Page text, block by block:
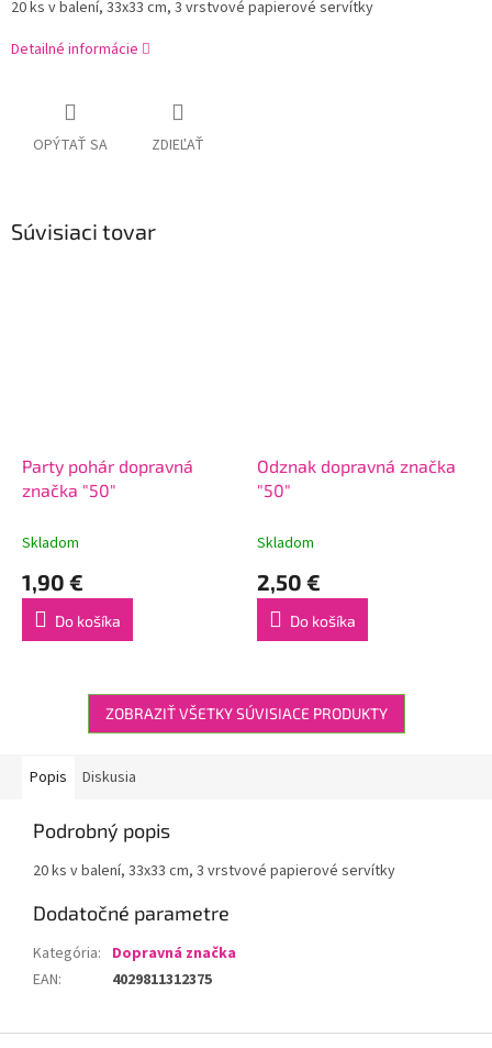
20 ks v balení, 33x33 cm, 3 vrstvové papierové servítky
Detailné informácie
OPÝTAŤ SA ZDIEĽAŤ
Súvisiaci tovar
Party pohár dopravná
značka "50"
Skladom
1,90 €
Do košíka
Odznak dopravná značka
"50"
Skladom
2,50 €
Do košíka
ZOBRAZIŤ VŠETKY SÚVISIACE PRODUKTY
Popis Diskusia
Podrobný popis
20 ks v balení, 33x33 cm, 3 vrstvové papierové servítky
Dodatočné parametre
Kategória: Dopravná značka
EAN: 4029811312375